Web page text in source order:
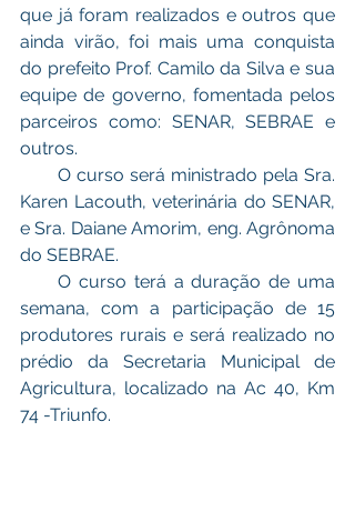
que já foram realizados e outros que
ainda virão, foi mais uma conquista
do prefeito Prof. Camilo da Silva e sua
equipe de governo, fomentada pelos
parceiros como: SENAR, SEBRAE e
outros.
       O curso será ministrado pela Sra.
Karen Lacouth, veterinária do SENAR,
e Sra. Daiane Amorim, eng. Agrônoma
do SEBRAE.
     O curso terá a duração de uma
semana, com a participação de 15
produtores rurais e será realizado no
prédio da Secretaria Municipal de
Agricultura, localizado na Ac 40, Km
74 -Triunfo.